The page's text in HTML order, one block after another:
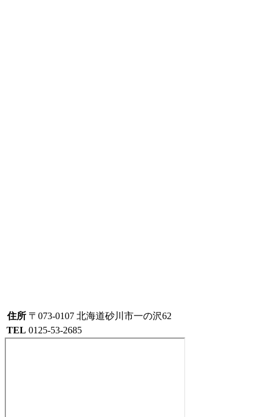
住所 〒073-0107 北海道砂川市一の沢62
TEL 0125-53-2685